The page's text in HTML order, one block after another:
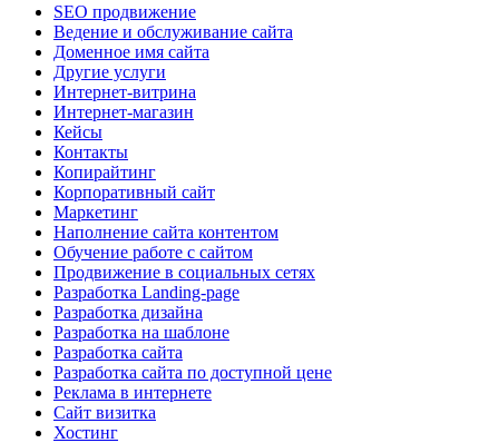
SEO продвижение
Ведение и обслуживание сайта
Доменное имя сайта
Другие услуги
Интернет-витрина
Интернет-магазин
Кейсы
Контакты
Копирайтинг
Корпоративный сайт
Маркетинг
Наполнение сайта контентом
Обучение работе с сайтом
Продвижение в социальных сетях
Разработка Landing-page
Разработка дизайна
Разработка на шаблоне
Разработка сайта
Разработка сайта по доступной цене
Реклама в интернете
Сайт визитка
Хостинг